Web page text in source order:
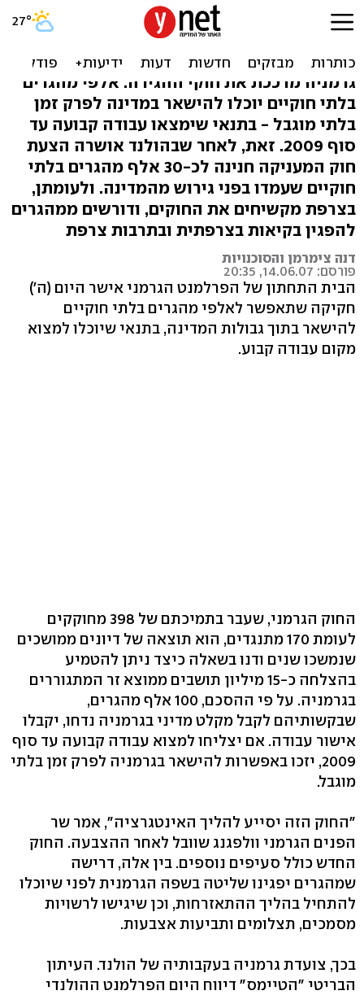
אלפי מהגרים לא-חוקיים
יורשו להישאר בגרמניה
גרמניה מרככת את חוקי ההגירה: אלפי מהגרים
בלתי חוקיים יוכלו להישאר במדינה לפרק זמן
בלתי מוגבל - בתנאי שימצאו עבודה קבועה עד
סוף 2009. זאת, לאחר שבהולנד אושרה הצעת
חוק המעניקה חנינה לכ-30 אלף מהגרים בלתי
חוקיים שעמדו בפני גירוש מהמדינה. ולעומתן,
בצרפת מקשיחים את החוקים, ודורשים ממהגרים
להפגין בקיאות בצרפתית ובתרבות צרפת
דנה צימרמן והסוכנויות
פורסם: 14.06.07, 20:35
הבית התחתון של הפרלמנט הגרמני אישר היום (ה')
חקיקה שתאפשר לאלפי מהגרים בלתי חוקיים
להישאר בתוך גבולות המדינה, בתנאי שיוכלו למצוא
מקום עבודה קבוע.
החוק הגרמני, שעבר בתמיכתם של 398 מחוקקים
לעומת 170 מתנגדים, הוא תוצאה של דיונים ממושכים
שנמשכו שנים ודנו בשאלה כיצד ניתן להטמיע
בהצלחה כ-15 מיליון תושבים ממוצא זר המתגוררים
בגרמניה. על פי ההסכם, 100 אלף מהגרים,
שבקשותיהם לקבל מקלט מדיני בגרמניה נדחו, יקבלו
אישור עבודה. אם יצליחו למצוא עבודה קבועה עד סוף
2009, יזכו באפשרות להישאר בגרמניה לפרק זמן בלתי
מוגבל.
"החוק הזה יסייע להליך האינטגרציה", אמר שר
הפנים הגרמני וולפגנג שוובל לאחר ההצבעה. החוק
החדש כולל סעיפים נוספים. בין אלה, דרישה
שמהגרים יפגינו שליטה בשפה הגרמנית לפני שיוכלו
להתחיל בהליך ההתאזרחות, וכן שיגישו לרשויות
מסמכים, תצלומים ותביעות אצבעות.
בכך, צועדת גרמניה בעקבותיה של הולנד. העיתון
הבריטי "הטיימס" דיווח היום הפרלמנט ההולנדי